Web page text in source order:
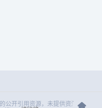
公开引用资源，未提供资源上传、